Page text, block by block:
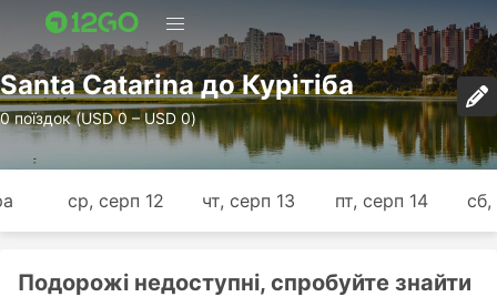
Santa Catarina до Курітіба
0 поїздок (USD 0 – USD 0)
ср, серп 12 чт, серп 13 пт, серп 14 сб,
Подорожі недоступні, спробуйте знайти